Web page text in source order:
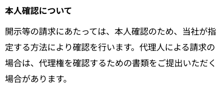
本人確認について
開示等の請求にあたっては、本人確認のため、当社が指
定する方法により確認を行います。代理人による請求の
場合は、代理権を確認するための書類をご提出いただく
場合があります。